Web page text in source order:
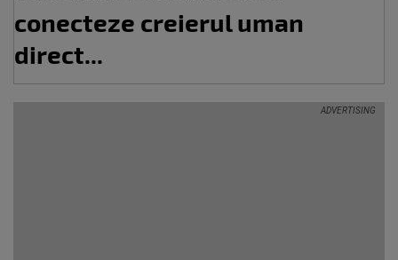
conecteze creierul uman
direct...